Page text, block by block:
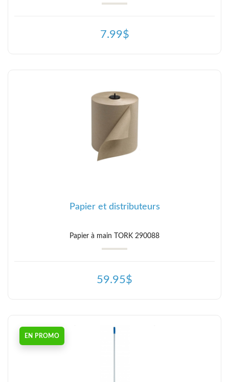
7.99$
Papier et distributeurs
Papier à main TORK 290088
59.95$
EN PROMO